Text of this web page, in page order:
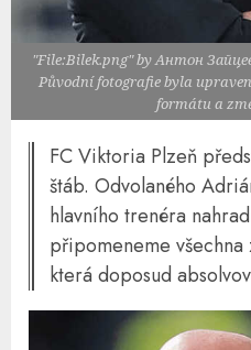
"File:Bilek.png" by Антон
Původní fotografie byla
formátu a
FC Viktoria Plzeň
štáb. Odvolaného
hlavního trenéra
připomeneme
která doposud